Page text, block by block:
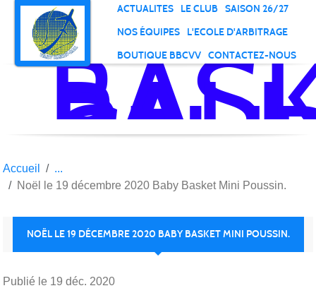
ACTUALITES LE CLUB
SAISON 26/27
NOS ÉQUIPES
L'ECOLE D'ARBITRAGE
BOUTIQUE BBCVV
CONTACTEZ-NOUS
BALL
DE
Accueil
Noël le 19 décembre 2020 Baby Basket Mini Poussin.
NOËL LE 19 DÉCEMBRE 2020 BABY BASKET MINI POUSSIN.
Publié le 19 déc. 2020
Panneau de gestion des cookies